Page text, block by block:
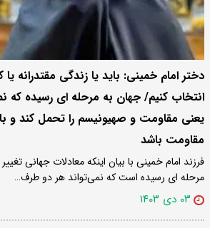
دختر امام خمینی: باید یا زندگی مقتدرانه
انتخاب کنیم/ جهان به مرحله ای رسیده که
یعنی مقاومت و صهیونیسم را تحمل کند و
مقاومت باشد
فرزند امام خمینی با بیان اینکه معادلات جهانی
مرحله ای رسیده است که نمی‌تواند هر دو طرف…
۰۳ دی ۱۴۰۳